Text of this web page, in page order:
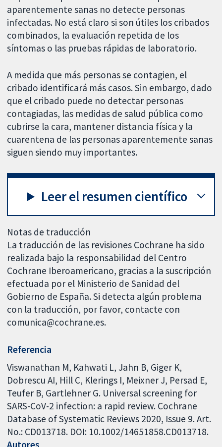
aparentemente sanas no detecte personas
infectadas. No está claro si son útiles los cribados
combinados, la evaluación repetida de los
síntomas o las pruebas rápidas de laboratorio.
A medida que más personas se contagien, el
cribado identificará más casos. Sin embargo, dado
que el cribado puede no detectar personas
contagiadas, las medidas de salud pública como
cubrirse la cara, mantener distancia física y la
cuarentena de las personas aparentemente sanas
siguen siendo muy importantes.
Leer el resumen científico
Notas de traducción
La traducción de las revisiones Cochrane ha sido
realizada bajo la responsabilidad del Centro
Cochrane Iberoamericano, gracias a la suscripción
efectuada por el Ministerio de Sanidad del
Gobierno de España. Si detecta algún problema
con la traducción, por favor, contacte con
comunica@cochrane.es.
Referencia
Viswanathan M, Kahwati L, Jahn B, Giger K,
Dobrescu AI, Hill C, Klerings I, Meixner J, Persad E,
Teufer B, Gartlehner G. Universal screening for
SARS-CoV-2 infection: a rapid review. Cochrane
Database of Systematic Reviews 2020, Issue 9. Art.
No.: CD013718. DOI: 10.1002/14651858.CD013718.
Autores